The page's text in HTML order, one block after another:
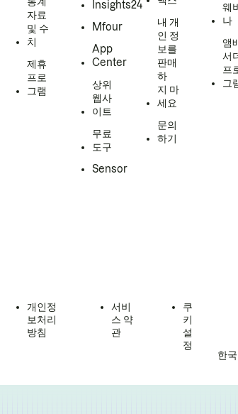
자료
및 수
치
제휴
프로
그램
Insights24
Mfour
App
Center
상위
웹사
이트
무료
도구
Sensor
내 개
인 정
보를
판매
하
지 마
세요
문의
하기
웨
나
앰
서
프
그
개인정
보처리
방침
서비
스 약
관
쿠
키
설
정
한